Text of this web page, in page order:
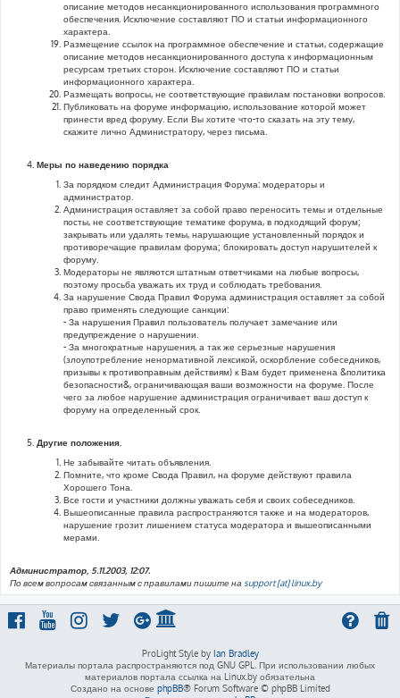
описание методов несанкционированного использования программного
обеспечения. Исключение составляют ПО и статьи информационного
характера.
Размещение ссылок на программное обеспечение и статьи, содержащие
описание методов несанкционированного доступа к информационным
ресурсам третьих сторон. Исключение составляют ПО и статьи
информационного характера.
Размещать вопросы, не соответствующие правилам постановки вопросов.
Публиковать на форуме информацию, использование которой может
принести вред форуму. Если Вы хотите что-то сказать на эту тему,
скажите лично Администратору, через письма.
Меры по наведению порядка
За порядком следит Администрация Форума: модераторы и
администратор.
Администрация оставляет за собой право переносить темы и отдельные
посты, не соответствующие тематике форума, в подходящий форум;
закрывать или удалять темы, нарушающие установленный порядок и
противоречащие правилам форума; блокировать доступ нарушителей к
форуму.
Модераторы не являются штатным ответчиками на любые вопросы,
поэтому просьба уважать их труд и соблюдать требования.
За нарушение Свода Правил Форума администрация оставляет за собой
право применять следующие санкции:
- За нарушения Правил пользователь получает замечание или
предупреждение о нарушении.
- За многократные нарушения, а так же серьезные нарушения
(злоупотребление ненормативной лексикой, оскорбление собеседников,
призывы к противоправным действиям) к Вам будет применена &политика
безопасности&, ограничивающая ваши возможности на форуме. После
чего за любое нарушение администрация ограничивает ваш доступ к
форуму на определенный срок.
Другие положения.
Не забывайте читать объявления.
Помните, что кроме Свода Правил, на форуме действуют правила
Хорошего Тона.
Все гости и участники должны уважать себя и своих собеседников.
Вышеописанные правила распространяются также и на модераторов,
нарушение грозит лишением статуса модератора и вышеописанными
мерами.
Администратор, 5.11.2003, 12:07.
По всем вопросам связанным с правилами пишите на support [at] linux.by
ProLight Style by Ian Bradley
Материалы портала распространяются под GNU GPL. При использовании любых
материалов портала ссылка на Linux.by обязательна
Создано на основе phpBB® Forum Software © phpBB Limited